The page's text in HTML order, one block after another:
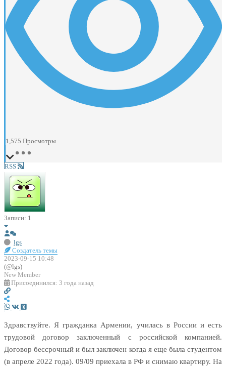
1,575 Просмотры
RSS
Записи: 1
lgs
Создатель темы
2023-09-15 10:48
(@lgs)
New Member
Присоединился: 3 года назад
Здравствуйте. Я гражданка Армении, училась в России и есть
трудовой договор заключенный с российской компанией.
Договор бессрочный и был заключен когда я еще была студентом
(в апреле 2022 года). 09/09 приехала в РФ и снимаю квартиру. На